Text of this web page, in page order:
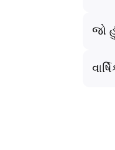
જો